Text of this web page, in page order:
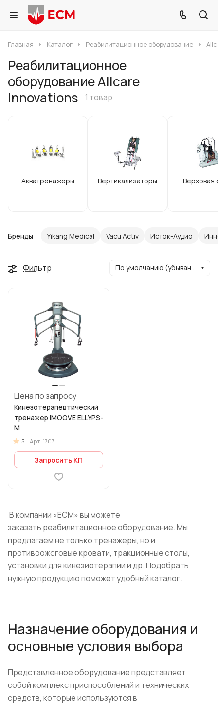
Главная Каталог Реабилитационное оборудование
Реабилитационное
оборудование Allcare
Innovations
1 товар
Акватренажеры Вертикализаторы Верховая
Бренды Yikang Medical Vacu Activ Исток-Аудио
Фильтр По умолчанию (убывание)
Цена по запросу
Кинезотерапевтический
тренажер IMOOVE ELLYPS-
М
5 Арт.1703
Запросить КП
В компании «ЕСМ» вы можете
заказать реабилитационное оборудование. Мы
предлагаем не только тренажеры, но и
противоожоговые кровати, тракционные столы,
установки для кинезиотерапии и др. Подобрать
нужную продукцию поможет удобный каталог.
Назначение оборудования и
основные условия выбора
Представленное оборудование представляет
собой комплекс приспособлений и технических
средств, которые используются в